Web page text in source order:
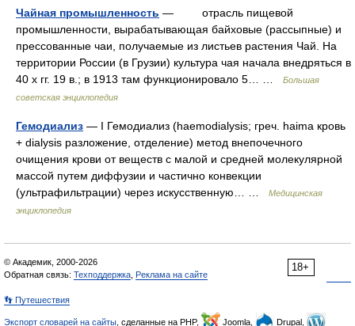
Чайная промышленность — отрасль пищевой
промышленности, вырабатывающая байховые (рассыпные) и
прессованные чаи, получаемые из листьев растения Чай. На
территории России (в Грузии) культура чая начала внедряться в
40 х гг. 19 в.; в 1913 там функционировало 5… …
Большая
советская энциклопедия
Гемодиализ — I Гемодиализ (haemodialysis; греч. haima кровь
+ dialysis разложение, отделение) метод внепочечного
очищения крови от веществ с малой и средней молекулярной
массой путем диффузии и частично конвекции
(ультрафильтрации) через искусственную… …
Медицинская
энциклопедия
18+
© Академик, 2000-2026
Обратная связь: Техподдержка Реклама на сайте
👣 Путешествия
Экспорт словарей на сайты , сделанные на PHP, Joomla, Drupal,